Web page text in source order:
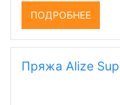
ПОДРОБНЕЕ
Пряжа Alize